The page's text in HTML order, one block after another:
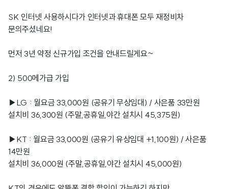
SK 인터넷 사용하시다가 인터넷과 휴대폰 모두 재정비차
문의주셨네요!
먼저 3년 약정 신규가입 조건을 안내드릴게요~
2) 500메가급 가입
▶LG : 월요금 33,000원 (공유기 무상임대) / 사은품 33만원
설치비 36,300원 (주말,공휴일,야간 설치시 45,375원)
▶KT : 월요금 33,000원 (공유기 유상임대 +1,100원) / 사은품
14만원
설치비 36,000원 (주말,공휴일,야간 설치시 45,000원)